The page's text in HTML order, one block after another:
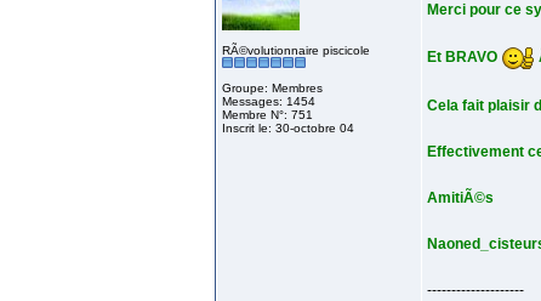
RÃ©volutionnaire piscicole
Groupe: Membres
Messages: 1454
Membre N°: 751
Inscrit le: 30-octobre 04
Merci pour ce
Et BRAVO
Cela fait plaisir
Effectivement
AmitiÃ©s
--------------------